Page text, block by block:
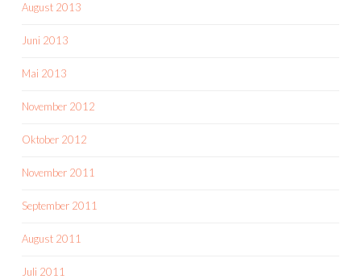
August 2013
Juni 2013
Mai 2013
November 2012
Oktober 2012
November 2011
September 2011
August 2011
Juli 2011